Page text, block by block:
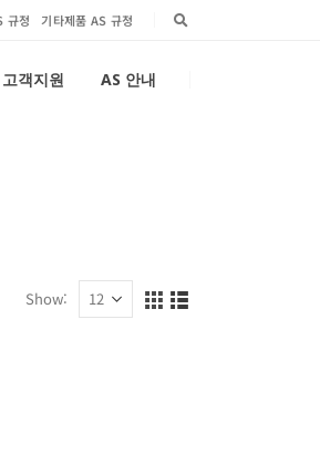
규정 기타제품 AS 규정
고객지원 AS 안내
Show: